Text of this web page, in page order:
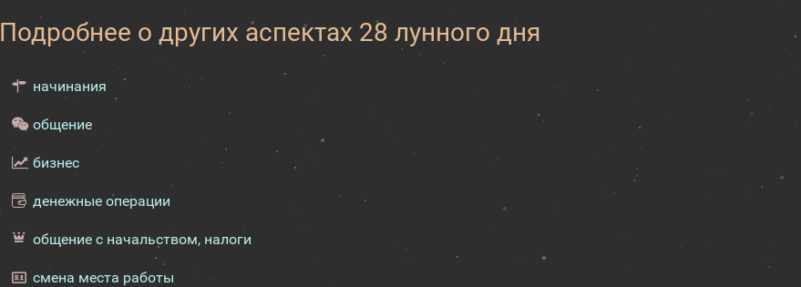
Подробнее о других аспектах 28 лунного дня
начинания
общение
бизнес
денежные операции
общение с начальством, налоги
смена места работы